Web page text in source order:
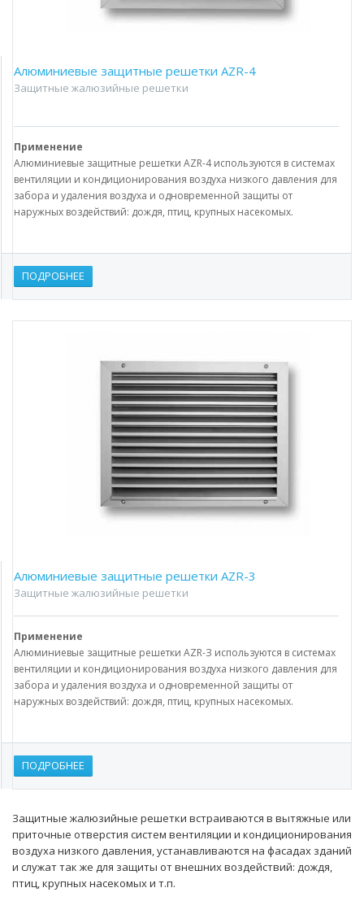
Aлюминиевые защитные решетки AZR-4
Защитные жалюзийные решетки
Применение
Алюминиевые защитные решетки AZR-4 используются в системах
вентиляции и кондиционирования воздуха низкого давления для
забора и удаления воздуха и одновременной защиты от
наружных воздействий: дождя, птиц, крупных насекомых.
ПОДРОБНЕЕ
Aлюминиевые защитные решетки AZR-3
Защитные жалюзийные решетки
Применение
Алюминиевые защитные решетки AZR-З используются в системах
вентиляции и кондиционирования воздуха низкого давления для
забора и удаления воздуха и одновременной защиты от
наружных воздействий: дождя, птиц, крупных насекомых.
ПОДРОБНЕЕ
Защитные жалюзийные решетки встраиваются в вытяжные или
приточные отверстия систем вентиляции и кондиционирования
воздуха низкого давления, устанавливаются на фасадах зданий
и служат так же для защиты от внешних воздействий: дождя,
птиц, крупных насекомых и т.п.